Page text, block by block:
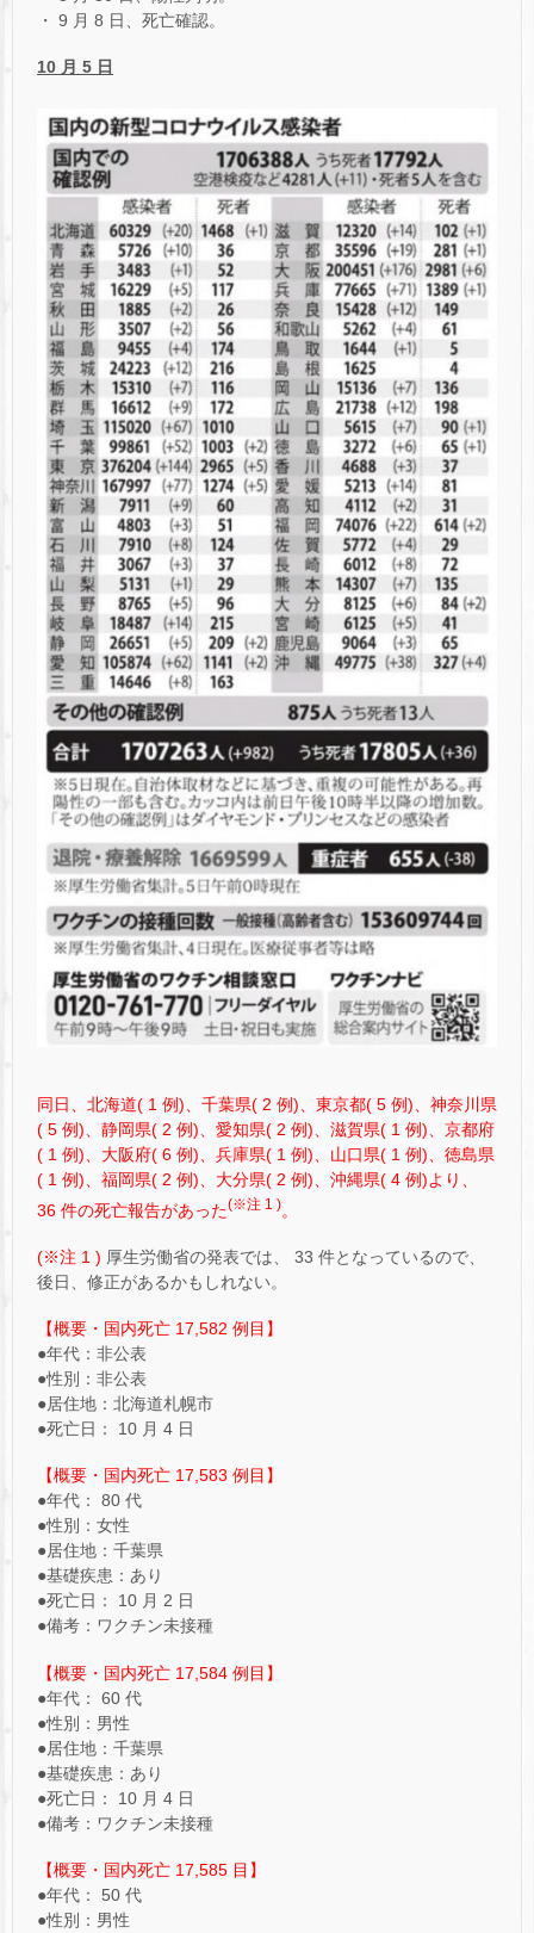
・ 9 月 8 日、死亡確認。
10 月 5 日
同日、北海道( 1 例)、千葉県( 2 例)、東京都( 5 例)、神奈川県
( 5 例)、静岡県( 2 例)、愛知県( 2 例)、滋賀県( 1 例)、京都府
( 1 例)、大阪府( 6 例)、兵庫県( 1 例)、山口県( 1 例)、徳島県
( 1 例)、福岡県( 2 例)、大分県( 2 例)、沖縄県( 4 例)より、
36 件の死亡報告があった(※注 1 )。
(※注 1 ) 厚生労働省の発表では、 33 件となっているので、
後日、修正があるかもしれない。
【概要・国内死亡 17,582 例目】
●年代：非公表
●性別：非公表
●居住地：北海道札幌市
●死亡日： 10 月 4 日
【概要・国内死亡 17,583 例目】
●年代： 80 代
●性別：女性
●居住地：千葉県
●基礎疾患：あり
●死亡日： 10 月 2 日
●備考：ワクチン未接種
【概要・国内死亡 17,584 例目】
●年代： 60 代
●性別：男性
●居住地：千葉県
●基礎疾患：あり
●死亡日： 10 月 4 日
●備考：ワクチン未接種
【概要・国内死亡 17,585 目】
●年代： 50 代
●性別：男性